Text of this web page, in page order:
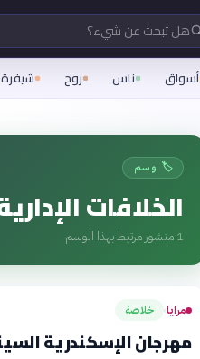
هل تبحث عن شيء؟
أسواق ناس روح شيفرة
🏷️ وسم
الخلافات
1 منشور مرتبط بهذا الوسم
مرايا› خلاصة
مهرجان الإسكندرية السينمائي: